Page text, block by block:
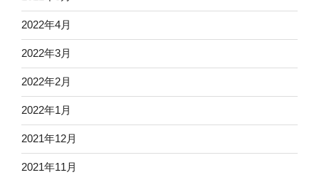
2022年4月
2022年3月
2022年2月
2022年1月
2021年12月
2021年11月